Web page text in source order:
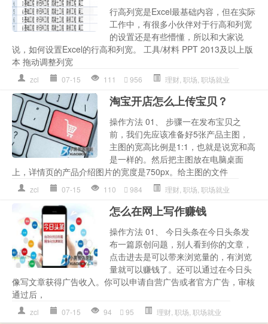
行高列宽是Excel最基础内容，但在实际
工作中，有很多小伙伴对于行高和列宽
的设置还是有些懵懂，所以和大家说
说，如何设置Excel的行高和列宽。 工具/材料 PPT 2013及以上版
本 拖动调整列宽
zcl 07-15 111 956 理财, 职场, 职场就业
淘宝开店怎么上传宝贝？
操作方法 01、 步骤一在发布宝贝之
前，我们先应该准备好5张产品主图，
主图的宽高比例是1:1，也就是说宽和高
是一样的。然后把主图放在电脑桌面
上，详情页的产品介绍图片的宽度是750px。给主图的文件
zcl 07-15 110 984 理财, 职场, 职场就业
怎么在网上写作赚钱
操作方法 01、 今日头条在今日头条发
布一篇原创问题，别人看到你的文章，
点击进去是可以带来浏览量的，有浏览
量就可以赚钱了。还可以通过在今日头
像写文章获得广告收入。你可以申请自营广告或者官方广告，审核
通过后，
zcl 07-15 94 95 理财, 职场, 职场就业